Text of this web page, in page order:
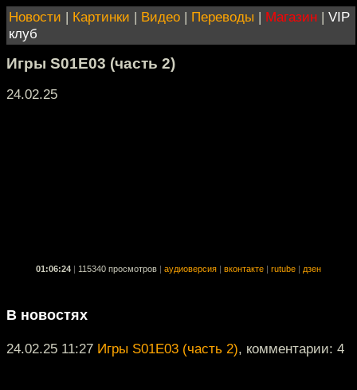
Новости | Картинки | Видео | Переводы | Магазин | VIP
клуб
Игры S01E03 (часть 2)
24.02.25
01:06:24 115340 просмотров аудиоверсия вконтакте rutube дзен
В новостях
24.02.25 11:27 Игры S01E03 (часть 2), комментарии: 4